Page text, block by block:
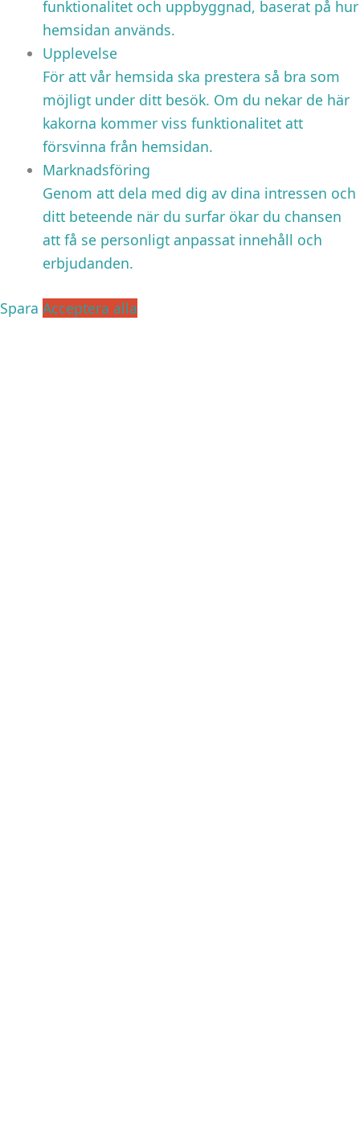
funktionalitet och uppbyggnad, baserat på hur
hemsidan används.
Upplevelse
För att vår hemsida ska prestera så bra som
möjligt under ditt besök. Om du nekar de här
kakorna kommer viss funktionalitet att
försvinna från hemsidan.
Marknadsföring
Genom att dela med dig av dina intressen och
ditt beteende när du surfar ökar du chansen
att få se personligt anpassat innehåll och
erbjudanden.
Spara Acceptera alla